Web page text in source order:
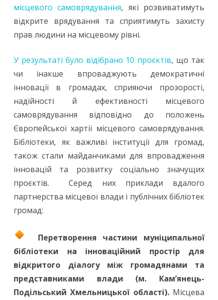
місцевого самоврядування, які розвиватимуть
відкрите врядування та сприятимуть захисту
прав людини на місцевому рівні.
У результаті було відібрано 10 проєктів, що так
чи інакше впроваджують демократичні
інновації в громадах, сприяючи прозорості,
надійності й ефективності місцевого
самоврядування відповідно до положень
Європейської хартії місцевого самоврядування.
Бібліотеки, як важливі інституції для громад,
також стали майданчиками для впровадження
інновацій та розвитку соціально значущих
проєктів. Серед них приклади вдалого
партнерства місцевої влади і публічних бібліотек
громад:
Перетворення частини муніципальної
бібліотеки на інноваційний простір для
відкритого діалогу між громадянами та
представниками влади (м. Кам’янець-
Подільський Хмельницької області).Місцева